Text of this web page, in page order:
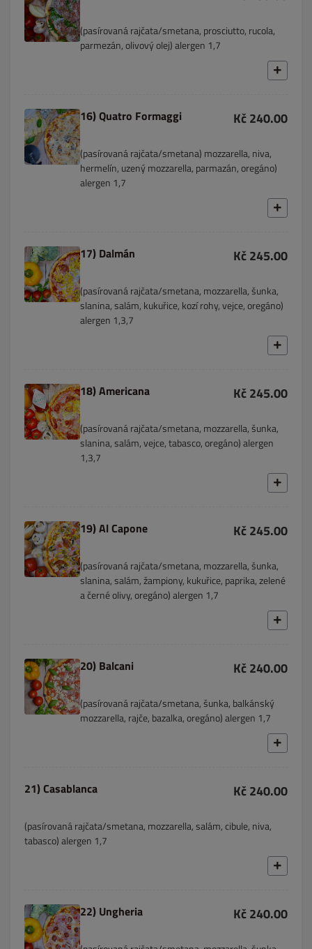
(pasírovaná rajčata/smetana, prosciutto, rucola,
parmezán, olivový olej) alergen 1,7
16) Quatro Formaggi Kč 240.00
(pasírovaná rajčata/smetana) mozzarella, niva,
hermelín, uzený mozzarella, parmazán, oregáno)
alergen 1,7
17) Dalmán Kč 245.00
(pasírovaná rajčata/smetana, mozzarella, šunka,
slanina, salám, kukuřice, kozí rohy, vejce, oregáno)
alergen 1,3,7
18) Americana Kč 245.00
(pasírovaná rajčata/smetana, mozzarella, šunka,
slanina, salám, vejce, tabasco, oregáno) alergen
1,3,7
19) Al Capone Kč 245.00
(pasírovaná rajčata/smetana, mozzarella, šunka,
slanina, salám, žampiony, kukuřice, paprika, zelené
a černé olivy, oregáno) alergen 1,7
20) Balcani Kč 240.00
(pasírovaná rajčata/smetana, šunka, balkánský
mozzarella, rajče, bazalka, oregáno) alergen 1,7
21) Casablanca Kč 240.00
(pasírovaná rajčata/smetana, mozzarella, salám, cibule, niva,
tabasco) alergen 1,7
22) Ungheria Kč 240.00